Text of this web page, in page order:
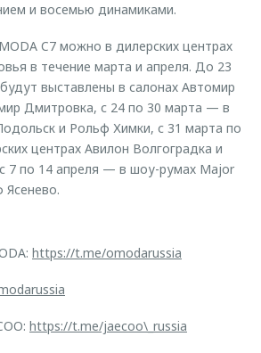
и восемью динамиками.
C7 можно в дилерских центрах
в течение марта и апреля. До 23
выставлены в салонах Автомир
Дмитровка, с 24 по 30 марта — в
и Рольф Химки, с 31 марта по
центрах Авилон Волгоградка и
7 по 14 апреля — в шоу-румах Major
Ясенево.
https://t.me/omodarussia
https://t.me/jaecoo\_russia